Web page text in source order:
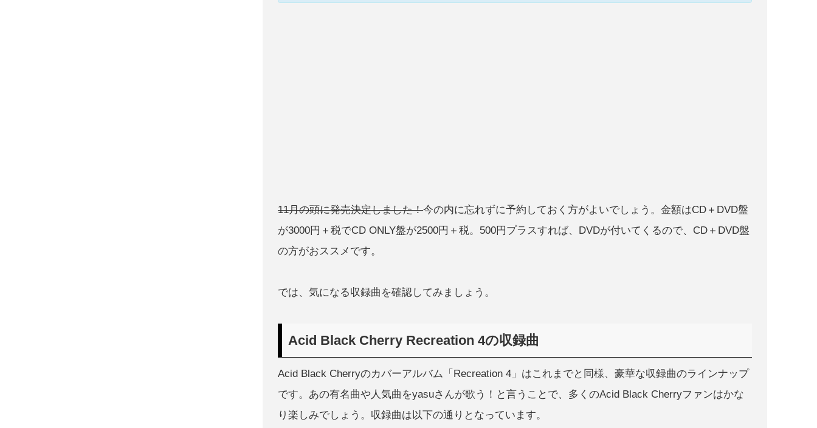
11月の頭に発売決定しました！今の内に忘れずに予約しておく方がよいでしょう。金額はCD＋DVD盤
が3000円＋税でCD ONLY盤が2500円＋税。500円プラスすれば、DVDが付いてくるので、CD＋DVD盤
の方がおススメです。
では、気になる収録曲を確認してみましょう。
Acid Black Cherry Recreation 4の収録曲
Acid Black Cherryのカバーアルバム「Recreation 4」はこれまでと同様、豪華な収録曲のラインナップ
です。あの有名曲や人気曲をyasuさんが歌う！と言うことで、多くのAcid Black Cherryファンはかな
り楽しみでしょう。収録曲は以下の通りとなっています。